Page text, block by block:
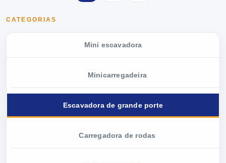
CATEGORIAS
Mini escavadora
Minicarregadeira
Escavadora de grande porte
Carregadora de rodas